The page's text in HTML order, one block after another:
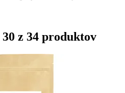
z 34 produktov